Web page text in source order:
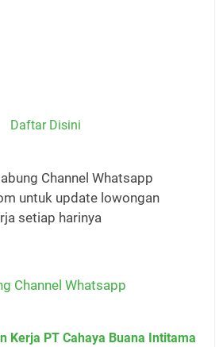
Daftar Disini
Channel Whatsapp
untuk update lowongan
setiap harinya
Channel Whatsapp
Kerja PT Cahaya Buana Intitama